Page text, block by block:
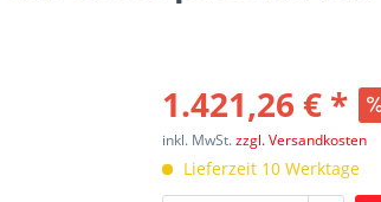
1.421,26 € *
inkl. MwSt.zzgl. Versandkosten
Lieferzeit 10 Werktage